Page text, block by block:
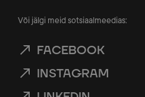
Või jälgi meid sotsiaalmeedias:
FACEBOOK
INSTAGRAM